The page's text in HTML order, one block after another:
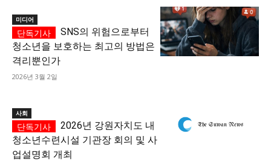
미디어
SNS의 위험으로부터
청소년을 보호하는 최고의 방법은
격리뿐인가
2026년 3월 2일
사회
2026년 강원자치도 내
청소년수련시설 기관장 회의 및 사
업설명회 개최